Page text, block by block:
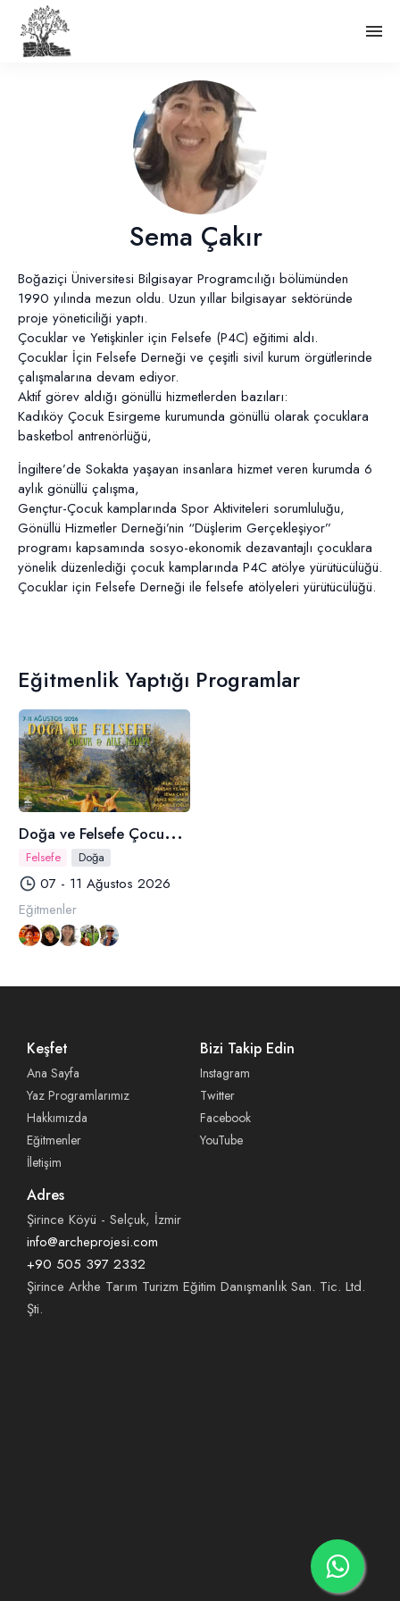
Sema Çakır
Boğaziçi Üniversitesi Bilgisayar Programcılığı bölümünden
1990 yılında mezun oldu. Uzun yıllar bilgisayar sektöründe
proje yöneticiliği yaptı.
Çocuklar ve Yetişkinler için Felsefe (P4C) eğitimi aldı.
Çocuklar İçin Felsefe Derneği ve çeşitli sivil kurum örgütlerinde
çalışmalarına devam ediyor.
Aktif görev aldığı gönüllü hizmetlerden bazıları:
Kadıköy Çocuk Esirgeme kurumunda gönüllü olarak çocuklara
basketbol antrenörlüğü,
İngiltere’de Sokakta yaşayan insanlara hizmet veren kurumda 6
aylık gönüllü çalışma,
Gençtur-Çocuk kamplarında Spor Aktiviteleri sorumluluğu,
Gönüllü Hizmetler Derneği’nin “Düşlerim Gerçekleşiyor”
programı kapsamında sosyo-ekonomik dezavantajlı çocuklara
yönelik düzenlediği çocuk kamplarında P4C atölye yürütücülüğü.
Çocuklar için Felsefe Derneği ile felsefe atölyeleri yürütücülüğü.
Eğitmenlik Yaptığı Programlar
D
oğa ve Felsefe Çocuk & Aile Kampı
Felsefe Doğa
07 - 11 Ağustos 2026
Eğitmenler
Keşfet
Ana Sayfa
Yaz Programlarımız
Hakkımızda
Eğitmenler
İletişim
Bizi Takip Edin
Instagram
Twitter
Facebook
YouTube
Adres
Şirince Köyü - Selçuk, İzmir
info@archeprojesi.com
+90 505 397 2332
Şirince Arkhe Tarım Turizm Eğitim Danışmanlık San. Tic. Ltd.
Şti.